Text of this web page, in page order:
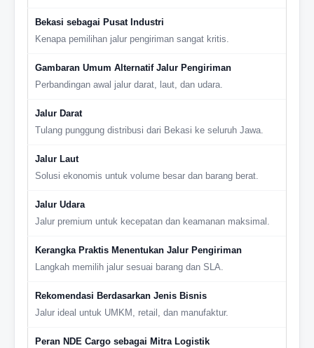
Bekasi sebagai Pusat Industri
Kenapa pemilihan jalur pengiriman sangat kritis.
Gambaran Umum Alternatif Jalur Pengiriman
Perbandingan awal jalur darat, laut, dan udara.
Jalur Darat
Tulang punggung distribusi dari Bekasi ke seluruh Jawa.
Jalur Laut
Solusi ekonomis untuk volume besar dan barang berat.
Jalur Udara
Jalur premium untuk kecepatan dan keamanan maksimal.
Kerangka Praktis Menentukan Jalur Pengiriman
Langkah memilih jalur sesuai barang dan SLA.
Rekomendasi Berdasarkan Jenis Bisnis
Jalur ideal untuk UMKM, retail, dan manufaktur.
Peran NDE Cargo sebagai Mitra Logistik